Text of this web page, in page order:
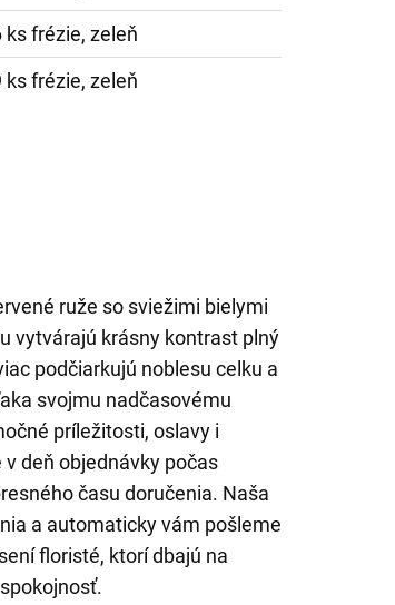
ks frézie, zeleň
ks frézie, zeleň
ruže so sviežimi bielymi
vytvárajú krásny kontrast plný
podčiarkujú noblesu celku a
svojmu nadčasovému
príležitosti, oslavy i
deň objednávky počas
času doručenia. Naša
a automaticky vám pošleme
floristé, ktorí dbajú na